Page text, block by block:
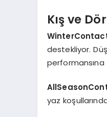
Kış ve
destekliyor.
performansına
yaz